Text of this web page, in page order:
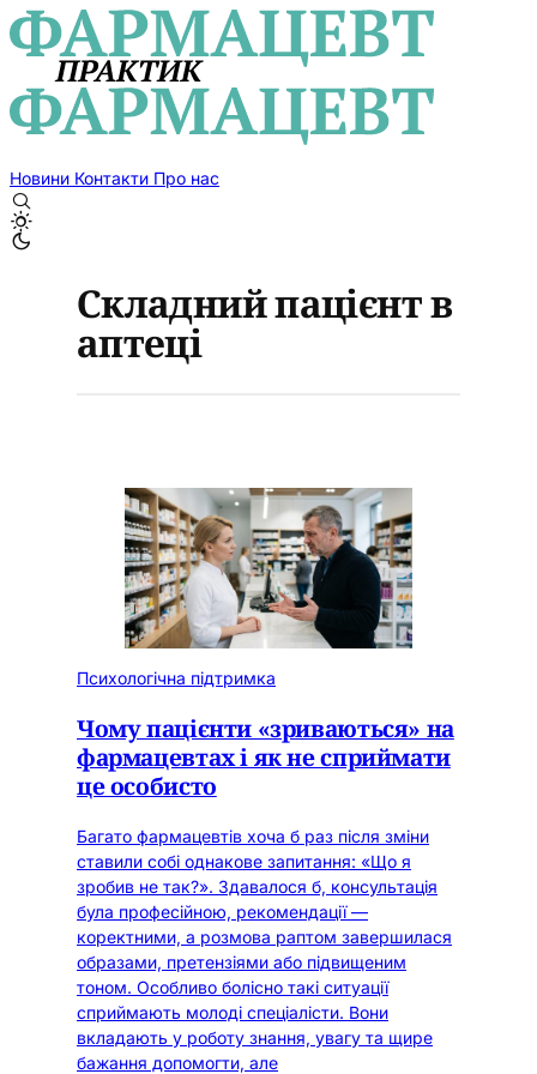
Новини Контакти Про нас
Складний пацієнт в
аптеці
Психологічна підтримка
Чому пацієнти «зриваються» на
фармацевтах і як не сприймати
це особисто
Багато фармацевтів хоча б раз після зміни
ставили собі однакове запитання: «Що я
зробив не так?». Здавалося б, консультація
була професійною, рекомендації —
коректними, а розмова раптом завершилася
образами, претензіями або підвищеним
тоном. Особливо болісно такі ситуації
сприймають молоді спеціалісти. Вони
вкладають у роботу знання, увагу та щире
бажання допомогти, але